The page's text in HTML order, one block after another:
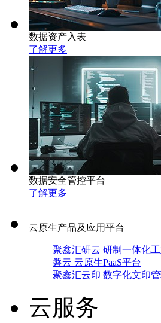
数据资产入表
了解更多
数据安全管控平台
了解更多
云原生产品及应用平台
聚鑫汇研云 研制一体化
磐云 云原生PaaS平台
聚鑫汇云印 数字化文印
云服务